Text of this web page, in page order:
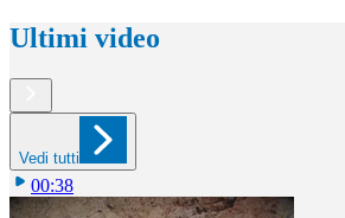
Ultimi video
Vedi tutti
00:38